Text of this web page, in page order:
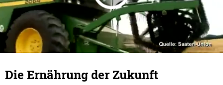
Die Ernährung der Zukunft